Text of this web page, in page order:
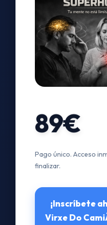
89€
Pago único. Acceso
finalizar.
¡Inscríbete
Virxe Do